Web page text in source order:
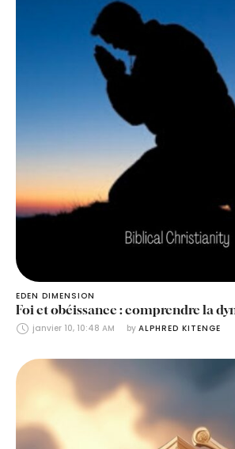
EDEN DIMENSION
Foi et obéissance : comprendre la
janvier 10, 10:48 AM by ALPHRED KITENGE